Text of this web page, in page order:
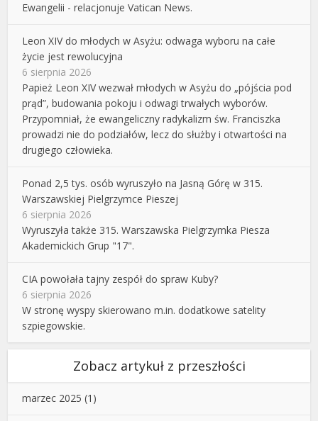
Ewangelii - relacjonuje Vatican News.
Leon XIV do młodych w Asyżu: odwaga wyboru na całe
życie jest rewolucyjna
6 sierpnia 2026
Papież Leon XIV wezwał młodych w Asyżu do „pójścia pod
prąd”, budowania pokoju i odwagi trwałych wyborów.
Przypomniał, że ewangeliczny radykalizm św. Franciszka
prowadzi nie do podziałów, lecz do służby i otwartości na
drugiego człowieka.
Ponad 2,5 tys. osób wyruszyło na Jasną Górę w 315.
Warszawskiej Pielgrzymce Pieszej
6 sierpnia 2026
Wyruszyła także 315. Warszawska Pielgrzymka Piesza
Akademickich Grup "17".
CIA powołała tajny zespół do spraw Kuby?
6 sierpnia 2026
W stronę wyspy skierowano m.in. dodatkowe satelity
szpiegowskie.
Zobacz artykuł z przeszłości
marzec 2025 (1)